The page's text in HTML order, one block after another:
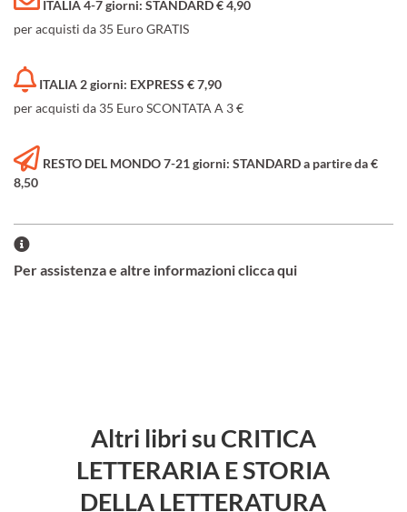
ITALIA 4-7 giorni: STANDARD € 4,90
per acquisti da 35 Euro GRATIS
ITALIA 2 giorni: EXPRESS € 7,90
per acquisti da 35 Euro SCONTATA A 3 €
RESTO DEL MONDO 7-21 giorni: STANDARD a partire da €
8,50
Per assistenza e altre informazioni clicca qui
Altri libri su CRITICA
LETTERARIA E STORIA
DELLA LETTERATURA